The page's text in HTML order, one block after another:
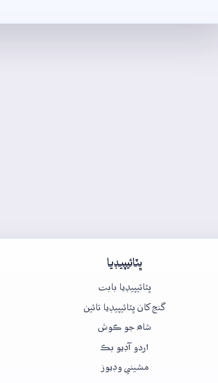
ڀٽائيپيڊيا
ڀٽائيپيڊيا بابت
گنج کان ڀٽائيپيڊيا تائين
شاھ جو ڪوش
اردو آڊيو بڪ
مشيني وڊيوز